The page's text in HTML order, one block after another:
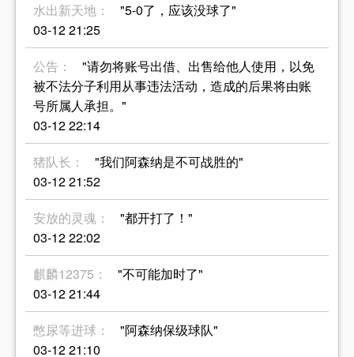
水出新天地：
"5-0了，应该没球了"
03-12 21:25
公告：
"请勿将账号出借、出售给他人使用，以免
被不法分子利用从事违法活动，造成的后果将由账
号所属人承担。"
03-12 22:14
猪队长：
"我们阿森纳是不可战胜的"
03-12 21:52
安放的灵魂：
"都开打了！"
03-12 22:02
麒麟12375：
"不可能加时了"
03-12 21:44
憋尿等进球：
"阿森纳保级球队"
03-12 21:10